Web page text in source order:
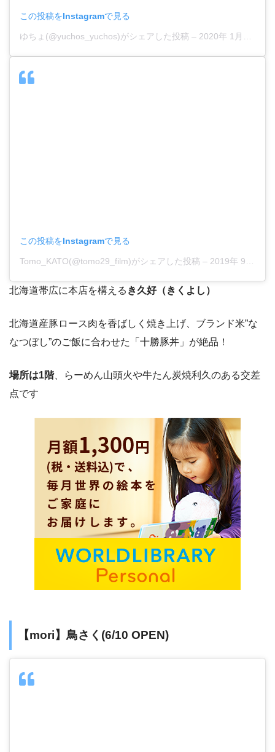
この投稿をInstagramで見る
ゆちょ(@yuchos_yuchos)がシェアした投稿 – 2020年 1月月3日午後7時30分PST
この投稿をInstagramで見る
Tomo_KATO(@tomo29_film)がシェアした投稿 – 2019年 9月月20日午前5時43分PDT
北海道帯広に本店を構える き久好（きくよし）
北海道産豚ロース肉を香ばしく焼き上げ、ブランド米”な
なつぼし”のご飯に合わせた「十勝豚丼」が絶品！
場所は1階、らーめん山頭火や牛たん炭焼利久のある交差
点です
【mori】鳥さく(6/10 OPEN)